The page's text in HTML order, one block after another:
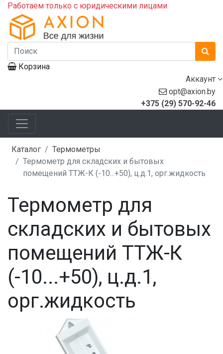
Работаем только с юридическими лицами
Корзина
Аккаунт
opt@axion.by
+375 (29) 570-92-46
Каталог
Термометры
Термометр для складских и бытовых
помещений ТТЖ-К (-10...+50), ц.д.1, орг.жидкость
Термометр для
складских и бытовых
помещений ТТЖ-К
(-10...+50), ц.д.1,
орг.жидкость